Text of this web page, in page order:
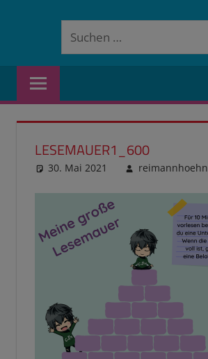
Suchen
LESEMAUER1_600
30. Mai 2021 reimannhoehn